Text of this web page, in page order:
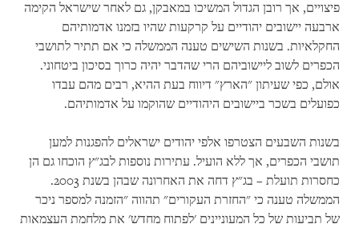
פיצויים, אך רובן הגדול המשיכו במאבקן, גם לאחר שישראל הקימה
ארבעה יישובים יהודיים על קרקעות שהיו בזמנו אדמותיהם
החקלאיות. בשנות השישים טענה הממשלה כי אם תתיר לתושבי
הכפרים לשוב ליישוביהם הרי שהדבר יהיה כרוך בסיכון ביטחוני.
אולם, כפי שעיתון "הארץ" דיווח בעת ההיא, רבים מהם עבדו
כפועלים בשכר ביישובים היהודיים שהוקמו על אדמותיהם.
בשנות השבעים הצטרפו אלפי יהודים ישראלים להפגנות למען
תושבי הכפרים, אך ללא הועיל. עתירות נוספות לבג"ץ הוכחו גם הן
כחסרות תועלת – בג"ץ דחה את האחרונה שבהן בשנת 2003
.
הממשלה טענה כי "החזרת העקורים" תהווה "הזמנה למספר ניכר
של תביעות של כל המעוניינים 'לפתוח מחדש' את מלחמת העצמאות